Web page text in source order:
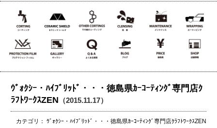
ｳﾞｫｸｼｰ・ﾊｲﾌﾞﾘｯﾄﾞ・・・徳島県ｶｰｺｰﾃｨﾝｸﾞ専門店ｸ
ﾗﾌﾄﾜｰｸｽZEN （2015.11.17）
カテゴリ： ｳﾞｫｸｼｰ・ﾊｲﾌﾞﾘｯﾄﾞ・・・徳島県ｶｰｺｰﾃｨﾝｸﾞ専門店ｸﾗﾌﾄﾜｰｸｽZEN